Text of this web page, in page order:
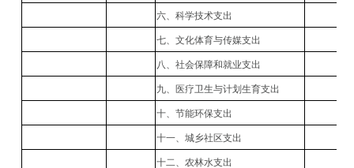
六、科学技术支出
七、文化体育与传媒支出
八、社会保障和就业支出
九、医疗卫生与计划生育支出
十、节能环保支出
十一、城乡社区支出
十二、农林水支出